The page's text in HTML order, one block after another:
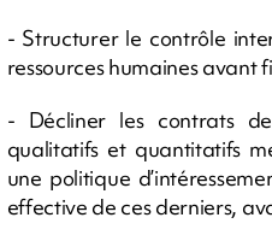
- Structurer le contrôle
ressources humaines avant
- Décliner les contrats
qualitatifs et quantitatifs
une politique
effective de ces derniers,